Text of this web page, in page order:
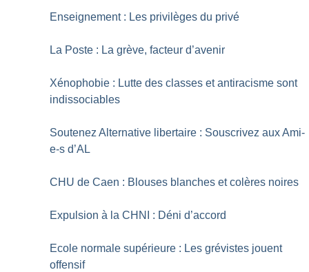
Enseignement : Les privilèges du privé
La Poste : La grève, facteur d’avenir
Xénophobie : Lutte des classes et antiracisme sont
indissociables
Soutenez Alternative libertaire : Souscrivez aux Ami-
e-s d’AL
CHU de Caen : Blouses blanches et colères noires
Expulsion à la CHNI : Déni d’accord
Ecole normale supérieure : Les grévistes jouent
offensif